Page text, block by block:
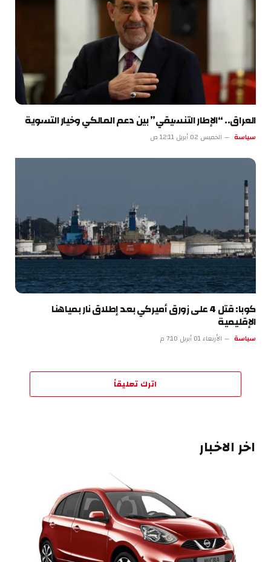
العراق.. “الإطار التنسيقي” بين دعم المالكي وخيار التسوية
سياسة الخميس 02 أبريل 12:11 ص
كوبا: قتل 4 على زورق أميركي بعد إطلاق نار بمياهنا
الإقليمية
سياسة الأربعاء 01 أبريل 7:10 م
اترك تعليقاً
اخر الاخبار